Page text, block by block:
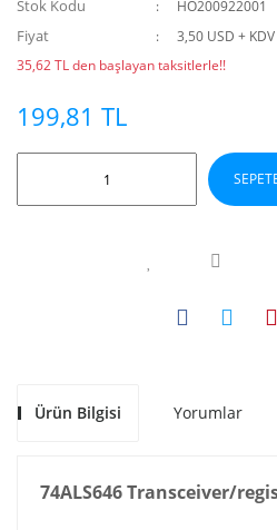
Stok Kodu HO200922001
Fiyat
3,50 USD + KDV
35,62 TL den başlayan taksitlerle!!
199,81 TL
Ürün Bilgisi Yorumlar
74ALS646 Transceiver/